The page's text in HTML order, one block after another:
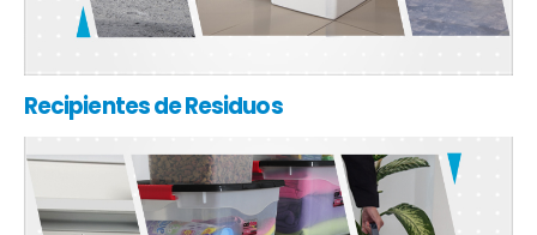
Recipientes de Residuos